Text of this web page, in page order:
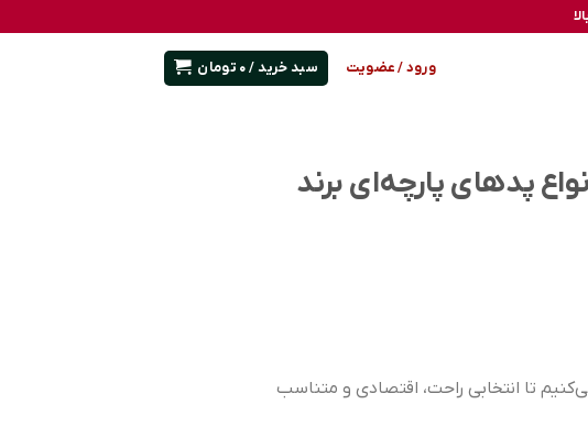
ورود / عضویت سبد خرید /0 تومان
پدهای پارچه‌ای برند
تا انتخابی راحت، اقتصادی و متناسب